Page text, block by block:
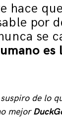
hace
por
se
es
de lo
mejor